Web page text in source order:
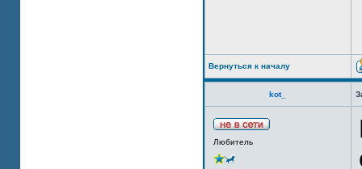
Вернуться к началу
kot_
Любитель